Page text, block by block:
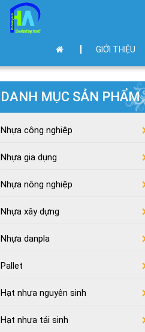
GIỚI THIỆU
DANH MỤC SẢN PHẨM
Nhựa công nghiệp
Nhựa gia dụng
Nhựa nông nghiệp
Nhựa xây dựng
Nhựa danpla
Pallet
Hạt nhựa nguyên sinh
Hạt nhựa tái sinh